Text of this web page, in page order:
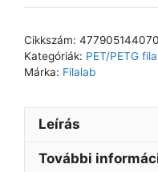
Cikkszám:
Kategóriák: PET/PETG
Márka: Filalab
Leírás
További